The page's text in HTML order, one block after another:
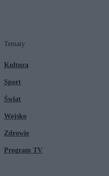
Tematy
Kultura
Sport
Świat
Wojsko
Zdrowie
Program TV